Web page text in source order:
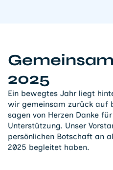
2025
Ein bewegtes Jahr liegt
wir gemeinsam zurück auf
sagen von Herzen Danke
Unterstützung. Unser
persönlichen Botschaft an
2025 begleitet haben.